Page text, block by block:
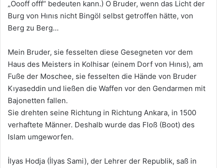
„Oooff offf“ bedeuten kann.) O Bruder, wenn das Licht der
Burg von Hınıs nicht Bingöl selbst getroffen hätte, von
Berg zu Berg…
Mein Bruder, sie fesselten diese Gesegneten vor dem
Haus des Meisters in Kolhisar (einem Dorf von Hınıs), am
Fuße der Moschee, sie fesselten die Hände von Bruder
Kıyaseddin und ließen die Waffen vor den Gendarmen mit
Bajonetten fallen.
Sie drehten seine Richtung in Richtung Ankara, in 1500
verhaftete Männer. Deshalb wurde das Floß (Boot) des
Islam umgeworfen.
İlyas Hodja (İlyas Sami), der Lehrer der Republik, saß in